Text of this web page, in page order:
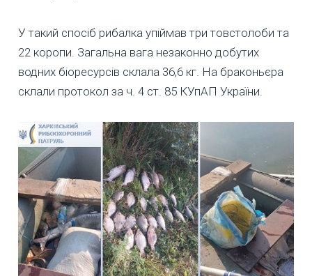
У такий спосіб рибалка упіймав три товстолоби та
22 коропи. Загальна вага незаконно добутих
водних біоресурсів склала 36,6 кг. На браконьєра
склали протокол за ч. 4 ст. 85 КУпАП України.